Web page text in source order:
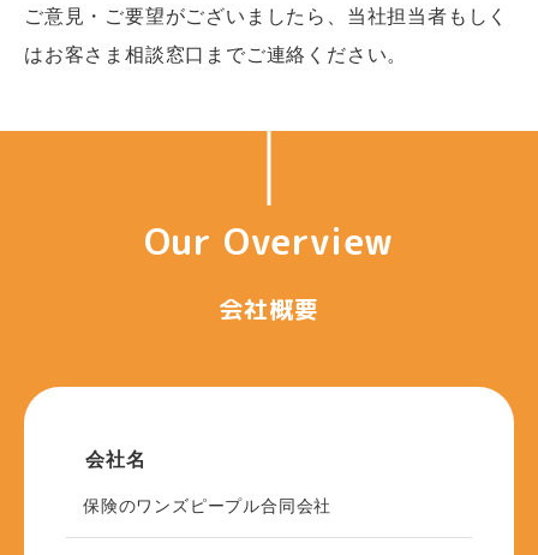
ご意見・ご要望がございましたら、当社担当者もしく
はお客さま相談窓口までご連絡ください。
Our Overview
会社概要
会社名
保険のワンズピープル合同会社